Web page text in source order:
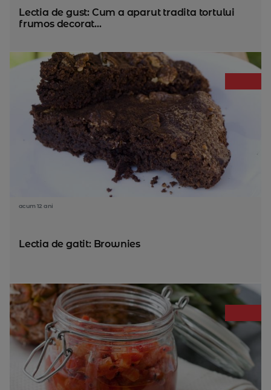
Lectia de gust: Cum a aparut tradita tortului
frumos decorat...
acum 12 ani
Lectia de gatit: Brownies